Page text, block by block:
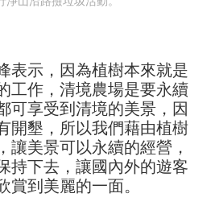
表示，因為植樹本來就是
工作，清境農場是要永續
可享受到清境的美景，因
開墾，所以我們藉由植樹
讓美景可以永續的經營，
持下去，讓國內外的遊客
賞到美麗的一面。